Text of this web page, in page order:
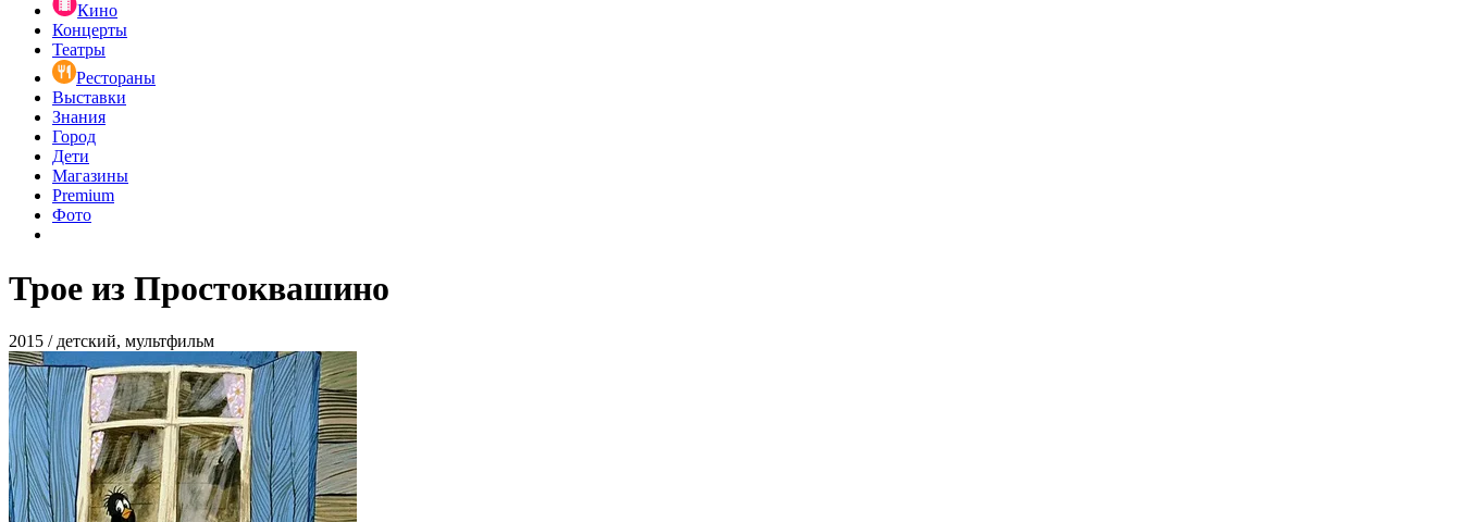
Кино
Концерты
Театры
Рестораны
Выставки
Знания
Город
Дети
Магазины
Premium
Фото
Трое из Простоквашино
2015 / детский, мультфильм